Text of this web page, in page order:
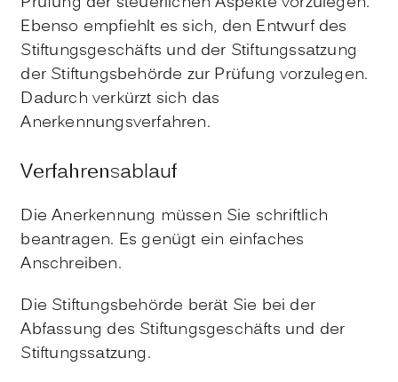
Ebenso empfiehlt es sich, den Entwurf des
Stiftungsgeschäfts und der Stiftungssatzung
der Stiftungsbehörde zur Prüfung vorzulegen.
Dadurch verkürzt sich das
Anerkennungsverfahren.
Verfahrensablauf
Die Anerkennung müssen Sie schriftlich
beantragen. Es genügt ein einfaches
Anschreiben.
Die Stiftungsbehörde berät Sie bei der
Abfassung des Stiftungsgeschäfts und der
Stiftungssatzung.